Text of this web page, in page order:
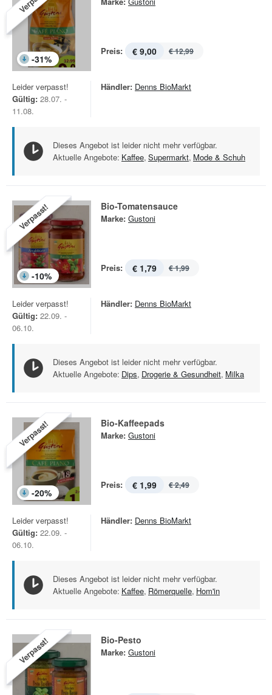
-31%
Preis: € 9,00 € 12,99
Leider verpasst!
Gültig: 28.07. -
11.08.
Händler: Denns BioMarkt
Dieses Angebot ist leider nicht mehr verfügbar.
Aktuelle Angebote: Kaffee, Supermarkt, Mode & Schuh
Verpasst!
-10%
Bio-Tomatensauce
Marke: Gustoni
Preis: € 1,79 € 1,99
Leider verpasst!
Gültig: 22.09. -
06.10.
Händler: Denns BioMarkt
Dieses Angebot ist leider nicht mehr verfügbar.
Aktuelle Angebote: Dips, Drogerie & Gesundheit, Milka
Verpasst!
-20%
Bio-Kaffeepads
Marke: Gustoni
Preis: € 1,99 € 2,49
Leider verpasst!
Gültig: 22.09. -
06.10.
Händler: Denns BioMarkt
Dieses Angebot ist leider nicht mehr verfügbar.
Aktuelle Angebote: Kaffee, Römerquelle, Hom'in
Verpasst! Bio-Pesto
Marke: Gustoni